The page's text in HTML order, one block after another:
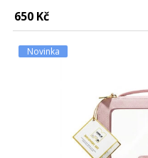
650 Kč
Novinka